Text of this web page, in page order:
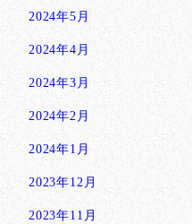
2024年5月
2024年4月
2024年3月
2024年2月
2024年1月
2023年12月
2023年11月